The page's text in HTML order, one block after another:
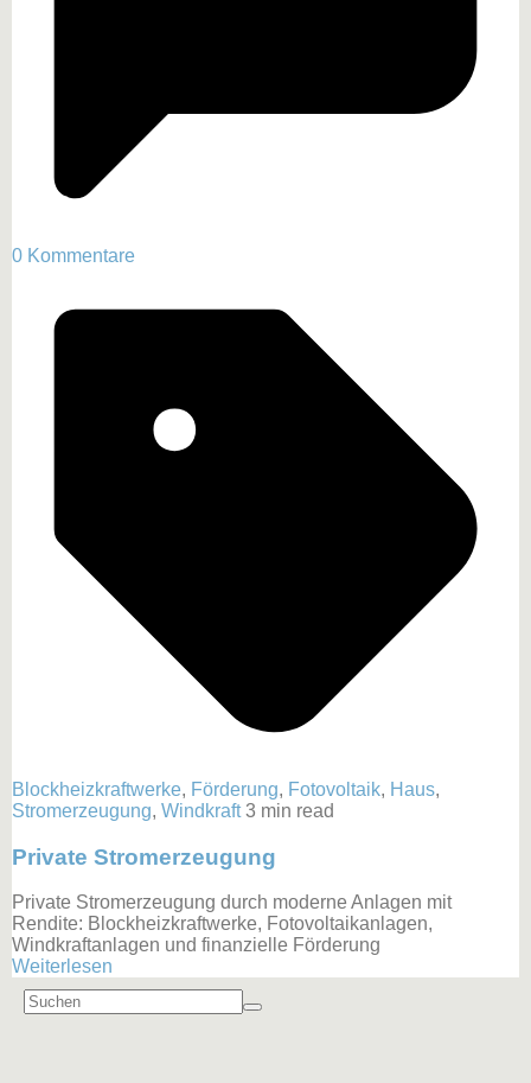
0 Kommentare
Blockheizkraftwerke, Förderung, Fotovoltaik, Haus,
Stromerzeugung, Windkraft 3 min read
Private Stromerzeugung
Private Stromerzeugung durch moderne Anlagen mit
Rendite: Blockheizkraftwerke, Fotovoltaikanlagen,
Windkraftanlagen und finanzielle Förderung
Weiterlesen